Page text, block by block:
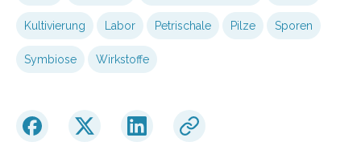
Kultivierung Labor Petrischale Pilze Sporen
Symbiose Wirkstoffe